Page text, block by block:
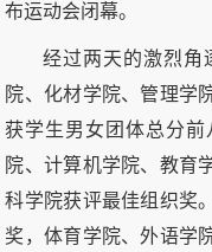
布运动会闭幕。
经过两天的激烈角
院、化材学院、管理学
获学生男女团体总分
院、计算机学院、教育
科学院获评最佳组织奖
奖，体育学院、外语学